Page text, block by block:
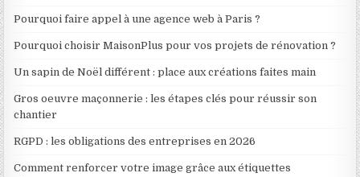
Pourquoi faire appel à une agence web à Paris ?
Pourquoi choisir MaisonPlus pour vos projets de rénovation ?
Un sapin de Noël différent : place aux créations faites main
Gros oeuvre maçonnerie : les étapes clés pour réussir son
chantier
RGPD : les obligations des entreprises en 2026
Comment renforcer votre image grâce aux étiquettes